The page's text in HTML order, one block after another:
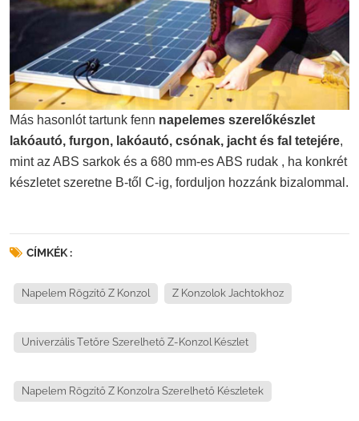
Más hasonlót tartunk fenn napelemes szerelőkészlet
lakóautó, furgon, lakóautó, csónak, jacht és fal tetejére,
mint az ABS sarkok és a 680 mm-es ABS rudak , ha konkrét
készletet szeretne B-től C-ig, forduljon hozzánk bizalommal.
CÍMKÉK :
Napelem Rögzítő Z Konzol Z Konzolok Jachtokhoz
Univerzális Tetőre Szerelhető Z-Konzol Készlet
Napelem Rögzítő Z Konzolra Szerelhető Készletek